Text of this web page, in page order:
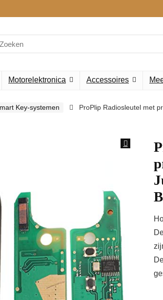
Motorelektronica Accessoires
Key-systemen
ProPlip Radiosleutel met